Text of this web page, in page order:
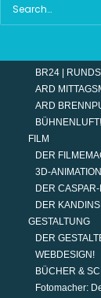
UKRAINE
TERMINE
BR24 |
ARD
ARD
BÜHNENLUFT!
FILM
DER
3D-
DER CASPAR-
DER
GESTALTUNG
DER
WEBDESIGN!
BÜCHER &
Fotomacher: